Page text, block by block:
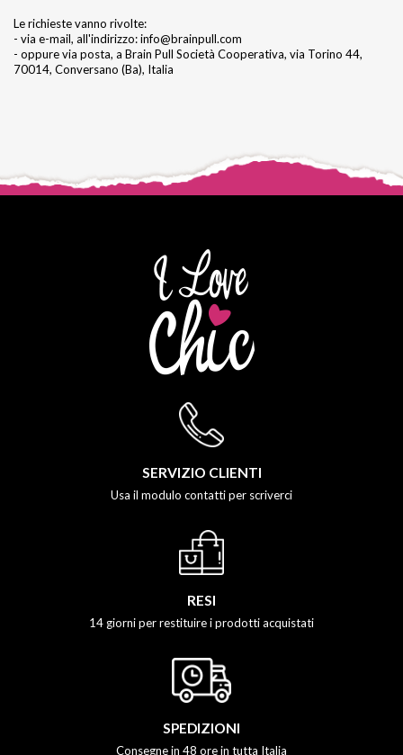
Le richieste vanno rivolte:
- via e-mail, all'indirizzo: info@brainpull.com
- oppure via posta, a Brain Pull Società Cooperativa, via Torino 44,
70014, Conversano (Ba), Italia
SERVIZIO CLIENTI
Usa il modulo contatti per scriverci
RESI
14 giorni per restituire i prodotti acquistati
SPEDIZIONI
Consegne in 48 ore in tutta Italia